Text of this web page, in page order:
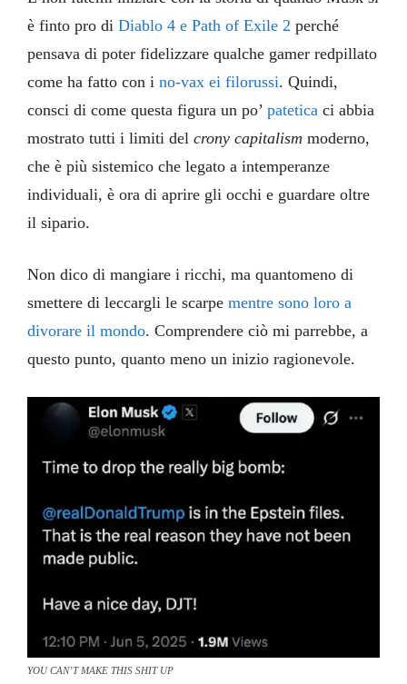
è finto pro diDiablo 4 e Path of Exile 2 perché
pensava di poter fidelizzare qualche gamer redpillato
come ha fatto con ino-vax ei filorussi. Quindi,
consci di come questa figura un po’patetica ci abbia
mostrato tutti i limiti delcrony capitalism moderno,
che è più sistemico che legato a intemperanze
individuali, è ora di aprire gli occhi e guardare oltre
il sipario.
Non dico di mangiare i ricchi, ma quantomeno di
smettere di leccargli le scarpementre sono loro a
divorare il mondo. Comprendere ciò mi parrebbe, a
questo punto, quanto meno un inizio ragionevole.
YOU CAN’T MAKE THIS SHIT UP